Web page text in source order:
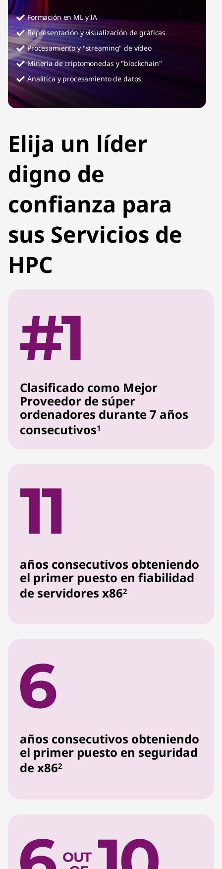
Formación en ML y IA
Representación y visualización de gráficas
Procesamiento y "streaming" de vídeo
Minería de criptomonedas y "blockchain"
Analítica y procesamiento de datos
Elija un líder
digno de
confianza para
sus Servicios de
HPC
Clasificado como Mejor
Proveedor de súper
ordenadores durante 7 años
consecutivos1
años consecutivos obteniendo
el primer puesto en fiabilidad
de servidores x862
años consecutivos obteniendo
el primer puesto en seguridad
de x862